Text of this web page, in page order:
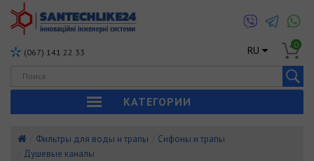
(067) 141 22 33 RU 0
КАТЕГОРИИ
Фильтры для воды и трапы
Сифоны и трапы
Душевые каналы